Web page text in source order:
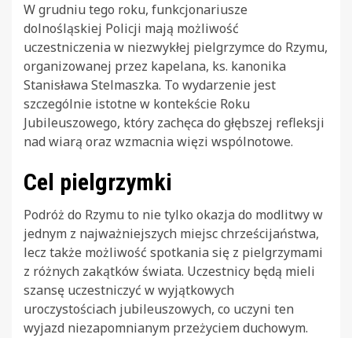
W grudniu tego roku, funkcjonariusze
dolnośląskiej Policji mają możliwość
uczestniczenia w niezwykłej pielgrzymce do Rzymu,
organizowanej przez kapelana, ks. kanonika
Stanisława Stelmaszka. To wydarzenie jest
szczególnie istotne w kontekście Roku
Jubileuszowego, który zachęca do głębszej refleksji
nad wiarą oraz wzmacnia więzi wspólnotowe.
Cel pielgrzymki
Podróż do Rzymu to nie tylko okazja do modlitwy w
jednym z najważniejszych miejsc chrześcijaństwa,
lecz także możliwość spotkania się z pielgrzymami
z różnych zakątków świata. Uczestnicy będą mieli
szansę uczestniczyć w wyjątkowych
uroczystościach jubileuszowych, co uczyni ten
wyjazd niezapomnianym przeżyciem duchowym.